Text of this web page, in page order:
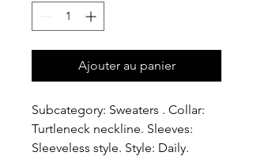
Ajouter au panier
Subcategory: Sweaters . Collar:
Turtleneck neckline. Sleeves:
Sleeveless style. Style: Daily.